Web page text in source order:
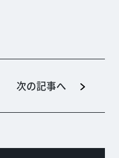
次の記事へ